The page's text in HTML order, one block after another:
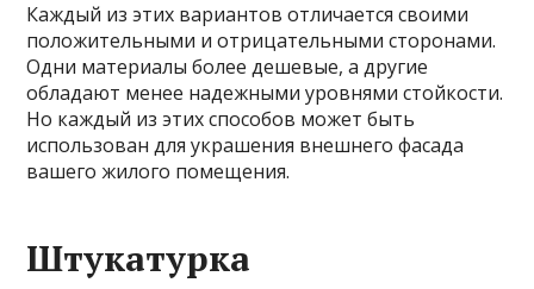
Каждый из этих вариантов отличается своими
положительными и отрицательными сторонами.
Одни материалы более дешевые, а другие
обладают менее надежными уровнями стойкости.
Но каждый из этих способов может быть
использован для украшения внешнего фасада
вашего жилого помещения.
Штукатурка